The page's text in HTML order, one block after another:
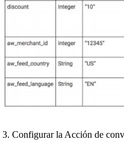
3. Configurar la Acción de